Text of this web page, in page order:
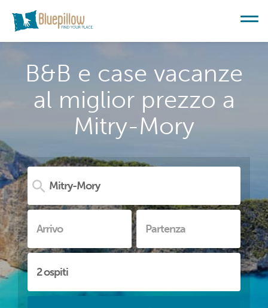
B&B e case vacanze
al miglior prezzo a
Mitry-Mory